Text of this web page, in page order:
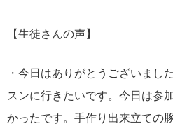
【生徒さんの声】
・今日はありがとうございまし
スンに行きたいです。今日は参
かったです。手作り出来立ての